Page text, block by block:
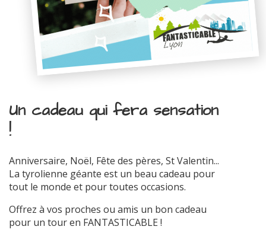
Un cadeau qui fera sensation
!
Anniversaire, Noël, Fête des pères, St Valentin...
La tyrolienne géante est un beau cadeau pour
tout le monde et pour toutes occasions.
Offrez à vos proches ou amis un bon cadeau
pour un tour en FANTASTICABLE !